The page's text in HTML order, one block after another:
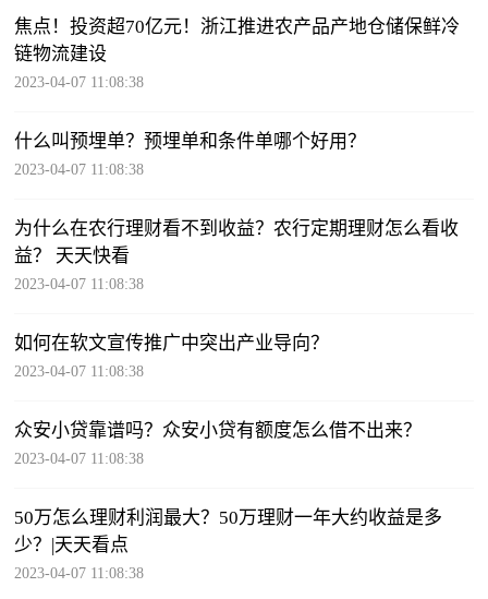
焦点！投资超70亿元！浙江推进农产品产地仓储保鲜冷
链物流建设
2023-04-07 11:08:38
什么叫预埋单？预埋单和条件单哪个好用？
2023-04-07 11:08:38
为什么在农行理财看不到收益？农行定期理财怎么看收
益？ 天天快看
2023-04-07 11:08:38
如何在软文宣传推广中突出产业导向？
2023-04-07 11:08:38
众安小贷靠谱吗？众安小贷有额度怎么借不出来？
2023-04-07 11:08:38
50万怎么理财利润最大？50万理财一年大约收益是多
少？|天天看点
2023-04-07 11:08:38